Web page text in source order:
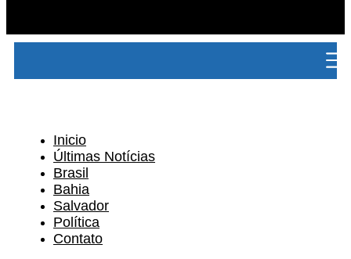
Inicio
Últimas Notícias
Brasil
Bahia
Salvador
Política
Contato